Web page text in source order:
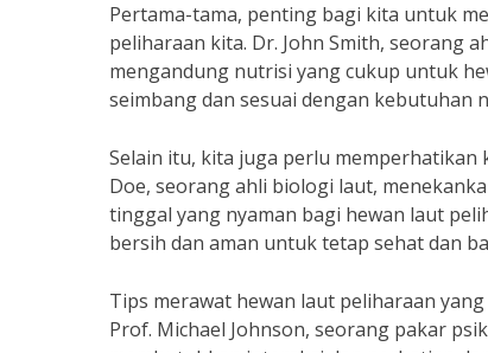
Pertama-tama, penting bagi kita untuk
peliharaan kita. Dr. John Smith, seorang
mengandung nutrisi yang cukup untuk
seimbang dan sesuai dengan kebutuhan
Selain itu, kita juga perlu memperhatikan
Doe, seorang ahli biologi laut,
tinggal yang nyaman bagi hewan laut
bersih dan aman untuk tetap sehat dan
Tips merawat hewan laut peliharaan
Prof. Michael Johnson, seorang pakar